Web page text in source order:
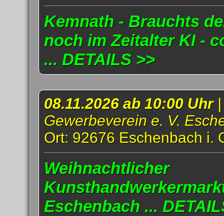
Kemnath - Brauchts
noch im Zeitalter KI -
... DETAILS >>
08.11.2026 ab 10:00 Uhr |
Gewerbeverein e. V.
Ort: 92676 Eschenbach i.
Weihnachtlicher
Eschenbach ...